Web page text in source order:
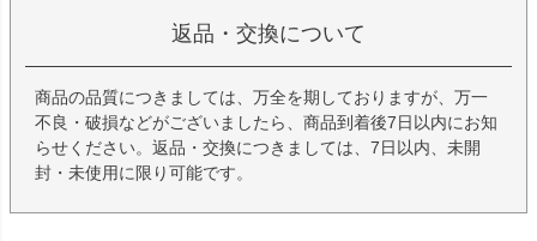
返品・交換について
商品の品質につきましては、万全を期しておりますが、万一
不良・破損などがございましたら、商品到着後7日以内にお知
らせください。返品・交換につきましては、7日以内、未開
封・未使用に限り可能です。